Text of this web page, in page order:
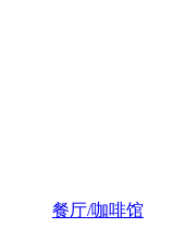
餐厅/咖啡馆